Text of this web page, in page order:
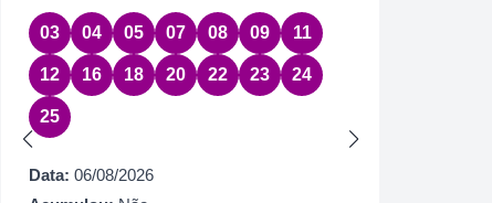
03 04 05 07 08 09 11
12 16 18 20 22 23 24
25
Data: 06/08/2026